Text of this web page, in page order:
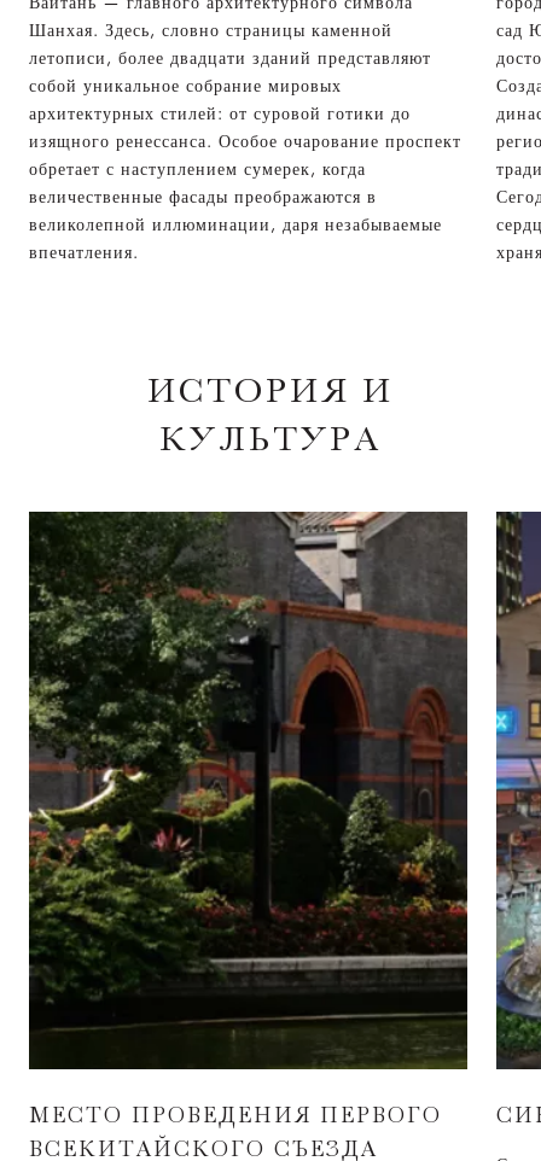
Шанхая. Здесь, словно страницы каменной
летописи, более двадцати зданий представляют
собой уникальное собрание мировых
архитектурных стилей: от суровой готики до
изящного ренессанса. Особое очарование проспект
обретает с наступлением сумерек, когда
величественные фасады преображаются в
великолепной иллюминации, даря незабываемые
впечатления.
сад
ИСТОРИЯ И
КУЛЬТУРА
МЕСТО ПРОВЕДЕНИЯ ПЕРВОГО
ВСЕКИТАЙСКОГО СЪЕЗДА